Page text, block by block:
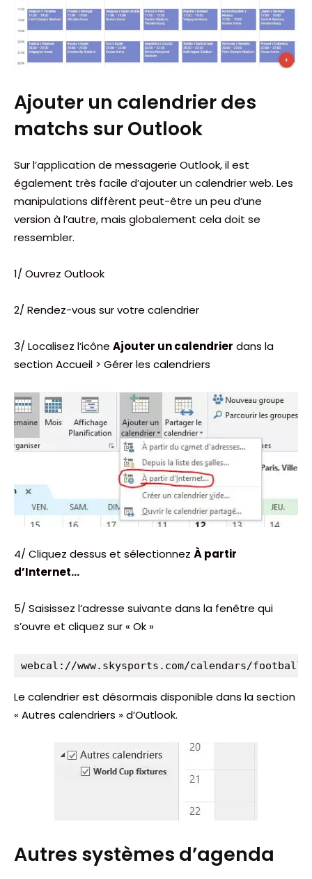
Ajouter un calendrier des
matchs sur Outlook
Sur l’application de messagerie Outlook, il est
également très facile d’ajouter un calendrier web. Les
manipulations diffèrent peut-être un peu d’une
version à l’autre, mais globalement cela doit se
ressembler.
1/ Ouvrez Outlook
2/ Rendez-vous sur votre calendrier
3/ Localisez l’icône Ajouter un calendrier dans la
section Accueil > Gérer les calendriers
4/ Cliquez dessus et sélectionnez À partir
d’Internet…
5/ Saisissez l’adresse suivante dans la fenêtre qui
s’ouvre et cliquez sur « Ok »
webcal://www.skysports.com/calendars/
Le calendrier est désormais disponible dans la section
« Autres calendriers » d’Outlook.
Autres systèmes d’agenda